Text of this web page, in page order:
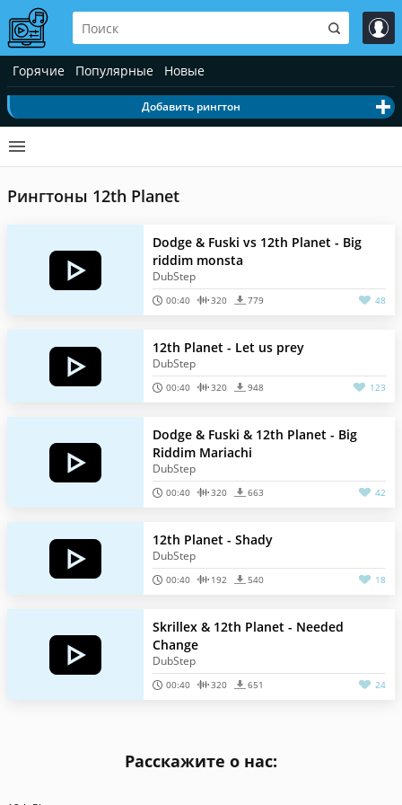
Горячие Популярные Новые
Добавить рингтон
Рингтоны 12th Planet
Dodge & Fuski vs 12th Planet - Big
riddim monsta
DubStep
00:40 320 779 48
12th Planet - Let us prey
DubStep
00:40 320 948 123
Dodge & Fuski & 12th Planet - Big
Riddim Mariachi
DubStep
00:40 320 663 42
12th Planet - Shady
DubStep
00:40 192 540 18
Skrillex & 12th Planet - Needed
Change
DubStep
00:40 320 651 24
Расскажите о нас: